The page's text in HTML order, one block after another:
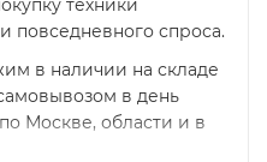
техники
повседневного спроса.
в наличии на складе
в день
Москве, области и в